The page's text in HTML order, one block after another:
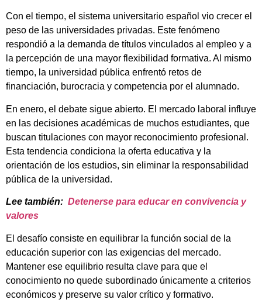
Con el tiempo, el sistema universitario español vio crecer el
peso de las universidades privadas. Este fenómeno
respondió a la demanda de títulos vinculados al empleo y a
la percepción de una mayor flexibilidad formativa. Al mismo
tiempo, la universidad pública enfrentó retos de
financiación, burocracia y competencia por el alumnado.
En enero, el debate sigue abierto. El mercado laboral influye
en las decisiones académicas de muchos estudiantes, que
buscan titulaciones con mayor reconocimiento profesional.
Esta tendencia condiciona la oferta educativa y la
orientación de los estudios, sin eliminar la responsabilidad
pública de la universidad.
Lee también: Detenerse para educar en convivencia y
valores
El desafío consiste en equilibrar la función social de la
educación superior con las exigencias del mercado.
Mantener ese equilibrio resulta clave para que el
conocimiento no quede subordinado únicamente a criterios
económicos y preserve su valor crítico y formativo.